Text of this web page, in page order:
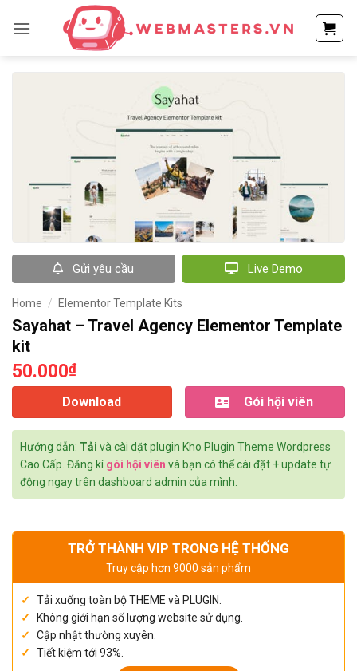
qua
Gửi yêu cầu Live Demo
Home / Elementor Template Kits
Sayahat – Travel Agency Elementor Template
kit
50.000₫
Download Gói hội viên
Hướng dẫn: Tải và cài dặt plugin Kho Plugin Theme Wordpress
Cao Cấp. Đăng kígói hội viên và bạn có thể cài đặt + update tự
động ngay trên dashboard admin của mình.
TRỞ THÀNH VIP TRONG HỆ THỐNG
Truy cập hơn 9000 sản phẩm
Tải xuống toàn bộ THEME và PLUGIN.
Không giới hạn số lượng website sử dụng.
Cập nhật thường xuyên.
Tiết kiệm tới 93%.